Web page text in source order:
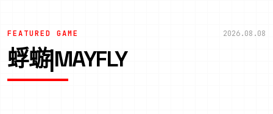
FEATURED GAME 2026.08.08
蜉蝣|MAYFLY